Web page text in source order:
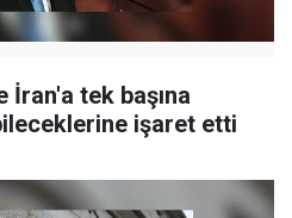
tek başına
işaret etti